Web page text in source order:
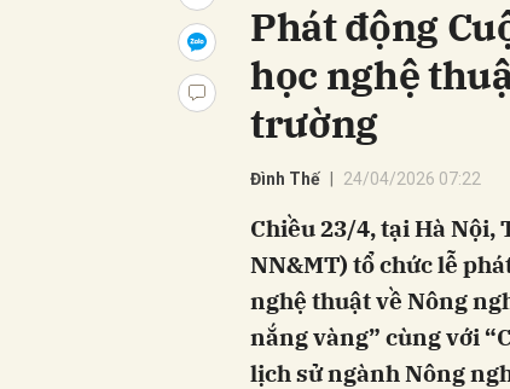
Phát động
học nghệ
trường
Đình Thế 24/04/2026 07:22
Chiều 23/4, tại Hà Nội,
NN&MT) tổ chức lễ
nghệ thuật về Nông
nắng vàng” cùng với
lịch sử ngành Nông